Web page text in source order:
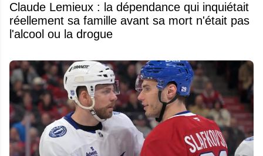
Claude Lemieux : la dépendance qui inquiétait
réellement sa famille avant sa mort n'était pas
l'alcool ou la drogue